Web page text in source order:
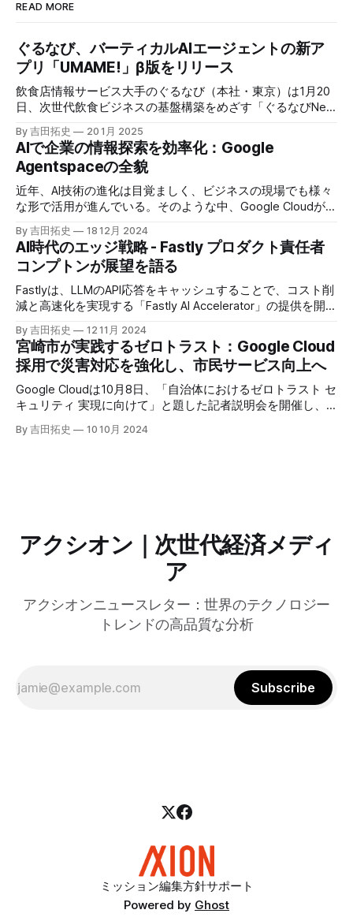
READ MORE
ぐるなび、バーティカルAIエージェントの新ア
プリ「UMAME!」β版をリリース
飲食店情報サービス大手のぐるなび（本社・東京）は1月20
日、次世代飲食ビジネスの基盤構築をめざす「ぐるなびNext
プロジェクト」の初成果として、新たな飲食店探索アプリ
「UMAME!（うまみー！）」のβ版を公開した。
By 吉田拓史 20 1月 2025
AIで企業の情報探索を効率化：Google
Agentspaceの全貌
近年、AI技術の進化は目覚ましく、ビジネスの現場でも様々
な形で活用が進んでいる。そのような中、Google Cloudが新
たに発表したGoogle Agentspaceは、いま注目を集めるAIエ
ージェントがエンタープライズITを大きく変革する予兆と言
えるだろう。
By 吉田拓史 18 12月 2024
AI時代のエッジ戦略 - Fastly プロダクト責任者
コンプトンが展望を語る
Fastlyは、LLMのAPI応答をキャッシュすることで、コスト削
減と高速化を実現する「Fastly AI Accelerator」の提供を開始
した。キップ・コンプトン最高プロダクト責任者（CPO）
は、類似した質問への応答を再利用し、効率的な処理を可能
にすると説明した。さらに、コンプトンは、エッジコンピュ
ーティングの利点を活かしたパーソナライズや、エッジにお
けるGPUの経済性、セキュリティへの取り組みなど、Fastly
のAI戦略について語った。
By 吉田拓史 12 11月 2024
宮崎市が実践するゼロトラスト：Google Cloud
採用で災害対応を強化し、市民サービス向上へ
Google Cloudは10月8日、「自治体におけるゼロトラスト セ
キュリティ 実現に向けて」と題した記者説明会を開催し、
自治体向けにゼロトラストセキュリティ導入を支援するプロ
グラムを発表した。宮崎市の事例では、Google Workspace
By 吉田拓史 10 10月 2024
アクシオン｜次世代経済メディ
ア
アクシオンニュースレター：世界のテクノロジー
トレンドの高品質な分析
Subscribe
ミッション編集方針サポート
Powered by Ghost